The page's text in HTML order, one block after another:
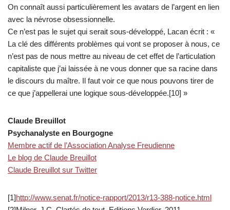
On connaît aussi particulièrement les avatars de l’argent en lien
avec la névrose obsessionnelle.
Ce n’est pas le sujet qui serait sous-développé, Lacan écrit : «
La clé des différents problèmes qui vont se proposer à nous, ce
n’est pas de nous mettre au niveau de cet effet de l’articulation
capitaliste que j’ai laissée à ne vous donner que sa racine dans
le discours du maître. Il faut voir ce que nous pouvons tirer de
ce que j’appellerai une logique sous-développée.[10] »
Claude Breuillot
Psychanalyste en Bourgogne
Membre actif de l’Association Analyse Freudienne
Le blog de Claude Breuillot
Claude Breuillot sur Twitter
[1]http://www.senat.fr/notice-rapport/2013/r13-388-notice.html